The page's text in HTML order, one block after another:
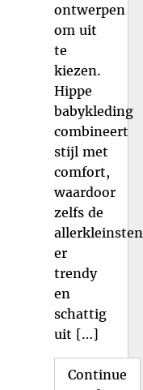
ontwerpen
om uit
te
kiezen.
Hippe
babykleding
combineert
stijl met
comfort,
waardoor
zelfs de
allerkleinsten
er
trendy
en
schattig
uit […]
Continue